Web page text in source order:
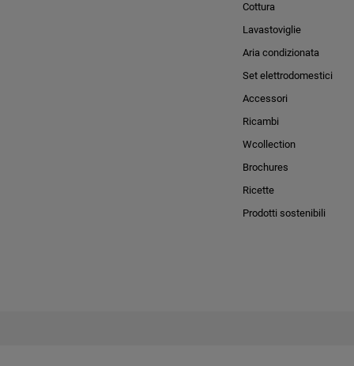
Cottura
Lavastoviglie
Aria condizionata
Set elettrodomestici
Accessori
Ricambi
Wcollection
Brochures
Ricette
Prodotti sostenibili